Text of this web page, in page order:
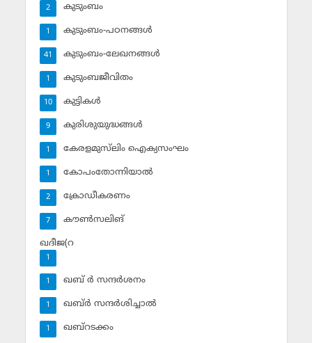
കുടുംബം
2
കുടുംബം-പഠനങ്ങള്‍
1
കുടുംബം-ലേഖനങ്ങള്‍
41
കുടുംബജീവിതം
1
കുട്ടികള്‍
10
കുരിശുയുദ്ധങ്ങള്‍
9
കേരളമുസ്‌ലിം ഐക്യസംഘം
1
കോപംതോന്നിയാല്‍
1
ക്രോഡീകരണം
2
കൗണ്‍സലിങ്‌
7
ഖദീജ(റ
1
ഖബ് ര്‍ സന്ദര്‍ശനം
1
ഖബ്ര്‍ സന്ദര്‍ശിച്ചാല്‍
1
ഖബ്‌റടക്കം
1